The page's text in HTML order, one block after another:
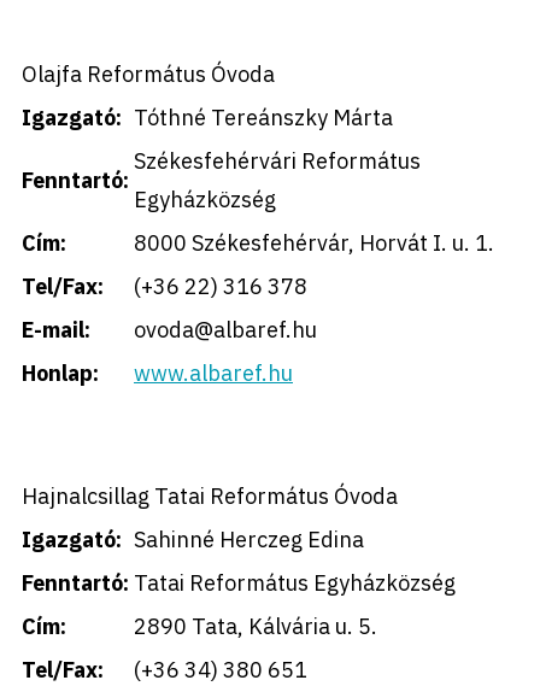
Olajfa Református Óvoda
Igazgató: Tóthné Tereánszky Márta
Fenntartó:
Székesfehérvári Református
Egyházközség
Cím:
8000 Székesfehérvár, Horvát I. u. 1.
Tel/Fax:
(+36 22) 316 378
E-mail:
ovoda@albaref.hu
Honlap:
www.albaref.hu
Hajnalcsillag Tatai Református Óvoda
Igazgató: Sahinné Herczeg Edina
Fenntartó: Tatai Református Egyházközség
Cím:
2890 Tata, Kálvária u. 5.
Tel/Fax:
(+36 34) 380 651